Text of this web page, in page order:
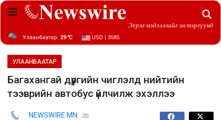
Эерэг мэдээллийг эн тэргүүнд
Улаанбаатар: 29 ℃ USD | 3585
УЛААНБААТАР
Багахангай дүүргийн чиглэлд нийтийн
тээврийн автобус үйлчилж эхэллээ
NEWSWIRE.MN